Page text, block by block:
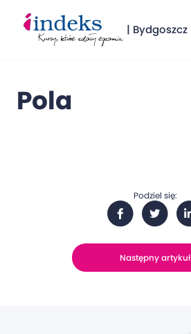
| Bydgoszcz
Pola
Podziel się:
Następny artykuł